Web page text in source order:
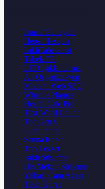
İsmail Günaydın
Hepsi Hesapla
IsıklıTabela.net
TabelaTR
LED Işıklandırma
A1 Organizasyon
Modern Web SEO
Wheelie Names
Health Calc Pro
Text Word Count
ToolGenX
Luna İntim
Sauna Kabin
Trio Lezzet
Işıklı Süsleme
Dış Mekan Süsleme
Yılbaşı Çam Ağacı
Tıkla Kurye